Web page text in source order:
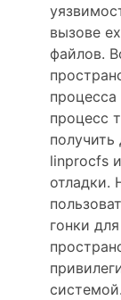
вызове
файлов.
процесс
linprocfs
отладки.
гонки